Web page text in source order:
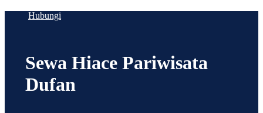
Hubungi
Sewa Hiace Pariwisata
Dufan